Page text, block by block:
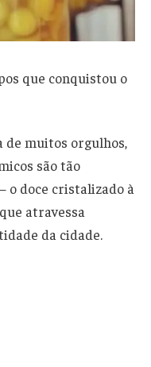
que conquistou o
de muitos orgulhos,
são tão
o doce cristalizado à
atravessa
da cidade.